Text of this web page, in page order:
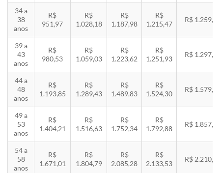
34 a
38
anos
R$
951,97
R$
1.028,18
R$
1.187,98
R$
1.215,47
R$
39 a
43
anos
R$
980,53
R$
1.059,03
R$
1.223,62
R$
1.251,93
R$
44 a
48
anos
R$
1.193,85
R$
1.289,43
R$
1.489,83
R$
1.524,30
R$
49 a
53
anos
R$
1.404,21
R$
1.516,63
R$
1.752,34
R$
1.792,88
R$
54 a
58
anos
R$
1.671,01
R$
1.804,79
R$
2.085,28
R$
2.133,53
R$